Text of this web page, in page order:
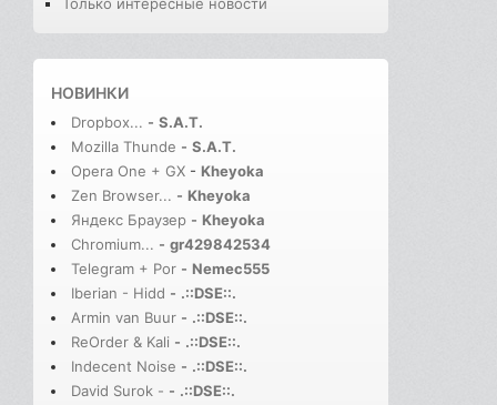
Только интересные новости
НОВИНКИ
Dropbox... - S.A.T.
Mozilla Thunde - S.A.T.
Opera One + GX - Kheyoka
Zen Browser... - Kheyoka
Яндекс Браузер - Kheyoka
Chromium... - gr429842534
Telegram + Por - Nemec555
Iberian - Hidd - .::DSE::.
Armin van Buur - .::DSE::.
ReOrder & Kali - .::DSE::.
Indecent Noise - .::DSE::.
David Surok - - .::DSE::.